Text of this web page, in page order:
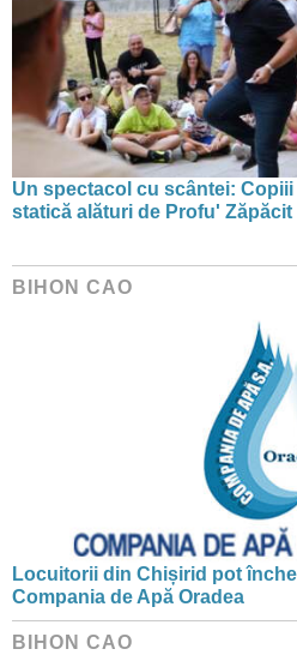
Un spectacol cu scântei:
statică alături de Profu' Zăpăcit
BIHON CAO
Locuitorii din Chișirid pot
Compania de Apă Oradea
BIHON CAO